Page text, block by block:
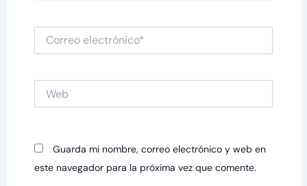
Correo
electrónico*
Guarda mi nombre, correo electrónico y web en
este navegador para la próxima vez que comente.